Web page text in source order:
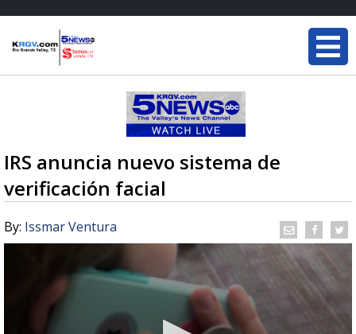
IRS anuncia nuevo sistema de
verificación facial
By: Issmar Ventura